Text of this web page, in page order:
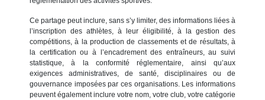
Ce partage peut inclure, sans s’y limiter, des informations liées à
l’inscription des athlètes, à leur éligibilité, à la gestion des
compétitions, à la production de classements et de résultats, à
la certification ou à l’encadrement des entraîneurs, au suivi
statistique, à la conformité réglementaire, ainsi qu’aux
exigences administratives, de santé, disciplinaires ou de
gouvernance imposées par ces organisations. Les informations
peuvent également inclure votre nom, votre club, votre catégorie